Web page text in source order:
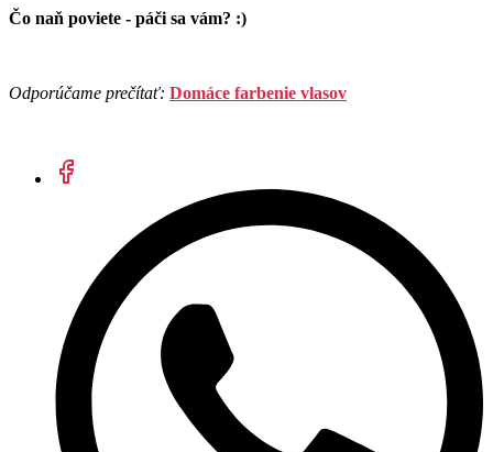
Čo naň poviete - páči sa vám? :)
Odporúčame prečítať: Domáce farbenie vlasov